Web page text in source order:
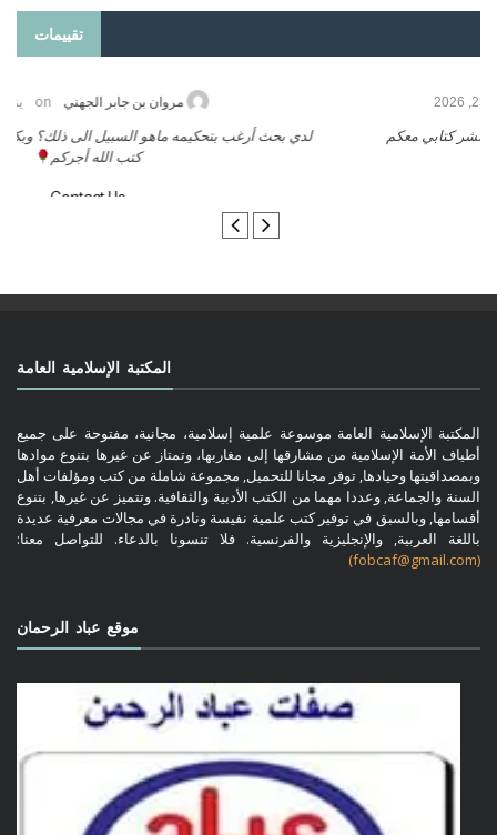
تقييمات
يناير 25, 2026
السلام عليكم ورحمة الله وبركاتة أرغب بنشر كتابي معكم
المكتبة الإسلامية العامة
المكتبة الإسلامية العامة موسوعة علمية إسلامية، مجانية، مفتوحة على جميع
أطياف الأمة الإسلامية من مشارقها إلى مغاربها، وتمتاز عن غيرها بتنوع موادها
وبمصداقيتها وحيادها, توفر مجانا للتحميل, مجموعة شاملة من كتب ومؤلفات أهل
السنة والجماعة, وعددا مهما من الكتب الأدبية والثقافية. وتتميز عن غيرها, بتنوع
أقسامها, وبالسبق في توفير كتب علمية نفيسة ونادرة في مجالات معرفية عديدة
باللغة العربية, والإنجليزية والفرنسية. فلا تنسونا بالدعاء. للتواصل معنا:
(fobcaf@gmail.com)
موقع عباد الرحمان